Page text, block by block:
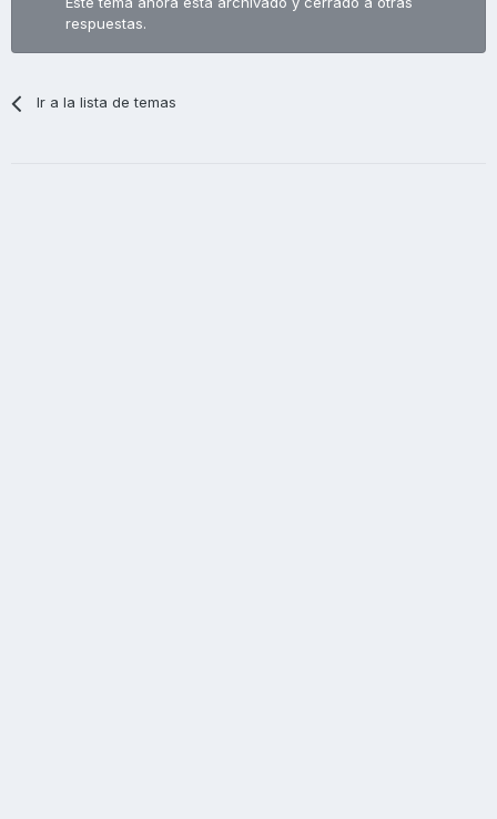
respuestas.
Ir a la lista de temas